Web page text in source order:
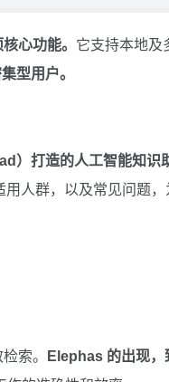
心功能。 它支持本地及
型用户。
）打造的人工智能知识
人群，以及常见问题
索。
Elephas 的出现